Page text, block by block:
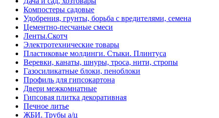
Компостеры садовые
Удобрения, грунты, борьба с вредителями, семена
Цементно-песчаные смеси
Ленты.Скотч
Электротехнические товары
Пластиковые молдинги. Стыки. Плинтуса
Веревки, канаты, шнуры, троса, нити, стропы
Газосиликатные блоки, пеноблоки
Профиль для гипсокартона
Двери межкомнатные
Гипсовая плитка декоративная
Печное литье
ЖБИ. Трубы а/ц